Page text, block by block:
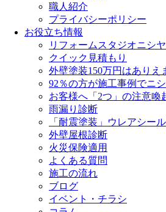
職人紹介
プライバシーポリシー
お役立ち情報
リフォームスタジオニシ
クイック見積もり
外壁塗装150万円はありえ
92％の方が施工事例でニ
お客様へ「2つ」の注意喚
雨漏り診断
「耐震塗装」ウレアシー
外壁屋根診断
火災保険適用
よくある質問
施工の流れ
ブログ
イベント・チラシ